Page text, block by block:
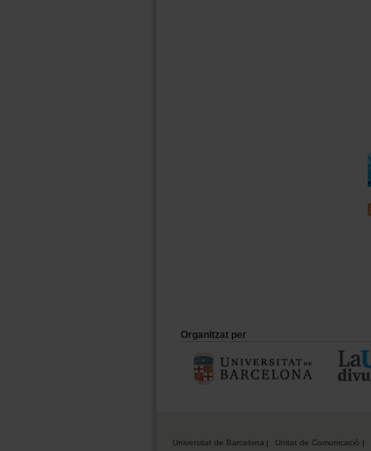
Organitzat per
Universitat de Barcelona Unitat de Comunicació